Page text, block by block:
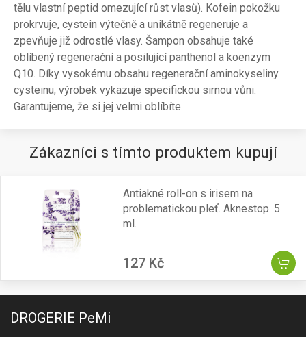
tělu vlastní peptid omezující růst vlasů). Kofein pokožku
prokrvuje, cystein výtečně a unikátně regeneruje a
zpevňuje již odrostlé vlasy. Šampon obsahuje také
oblíbený regenerační a posilující panthenol a koenzym
Q10. Díky vysokému obsahu regenerační aminokyseliny
cysteinu, výrobek vykazuje specifickou sirnou vůni.
Garantujeme, že si jej velmi oblíbíte.
Zákazníci s tímto produktem kupují
Antiakné roll-on s irisem na
problematickou pleť. Aknestop. 5
ml.
127 Kč
DROGERIE PeMi